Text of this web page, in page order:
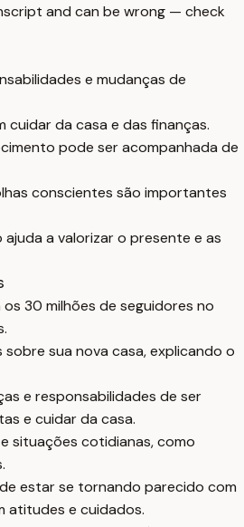
and can be wrong — check
e mudanças de
cuidar da casa e das finanças.
pode ser acompanhada de
conscientes são importantes
a valorizar o presente e as
30 milhões de seguidores no
sua nova casa, explicando o
e responsabilidades de ser
e cuidar da casa.
situações cotidianas, como
estar se tornando parecido com
atitudes e cuidados.